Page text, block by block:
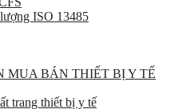
ISO 13485
MUA BÁN THIẾT BỊ Y TẾ
trang thiết bị y tế